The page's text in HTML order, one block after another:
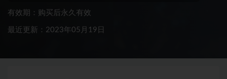
有效期：购买后永久有效
最近更新：2023年05月19日